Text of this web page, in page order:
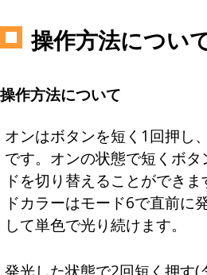
操作方法につい
操作方法について
オンはボタンを短く1回押し
です。オンの状態で短くボ
ドを切り替えることができ
ドカラーはモード6で直前に
して単色で光り続けます。
発光した状態で2回短く押す(